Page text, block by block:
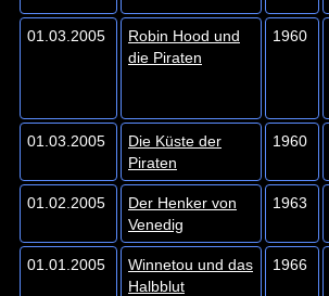
01.03.2005
Robin Hood und
die Piraten
1960
01.03.2005
Die Küste der
Piraten
1960
01.02.2005
Der Henker von
Venedig
1963
01.01.2005
Winnetou und das
Halbblut
1966